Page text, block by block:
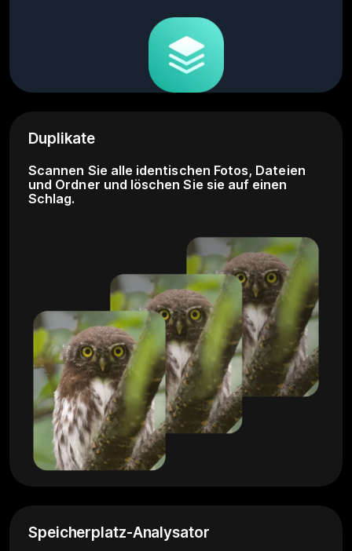
Duplikate
Scannen Sie alle identischen Fotos, Dateien
und Ordner und löschen Sie sie auf einen
Schlag.
Speicherplatz-Analysator